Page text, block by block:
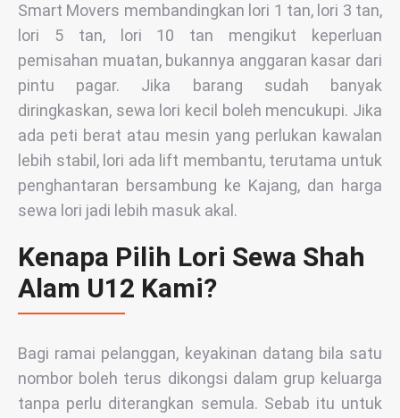
Smart Movers membandingkan lori 1 tan, lori 3 tan,
lori 5 tan, lori 10 tan mengikut keperluan
pemisahan muatan, bukannya anggaran kasar dari
pintu pagar. Jika barang sudah banyak
diringkaskan, sewa lori kecil boleh mencukupi. Jika
ada peti berat atau mesin yang perlukan kawalan
lebih stabil, lori ada lift membantu, terutama untuk
penghantaran bersambung ke Kajang, dan harga
sewa lori jadi lebih masuk akal.
Kenapa Pilih Lori Sewa Shah
Alam U12 Kami?
Bagi ramai pelanggan, keyakinan datang bila satu
nombor boleh terus dikongsi dalam grup keluarga
tanpa perlu diterangkan semula. Sebab itu untuk